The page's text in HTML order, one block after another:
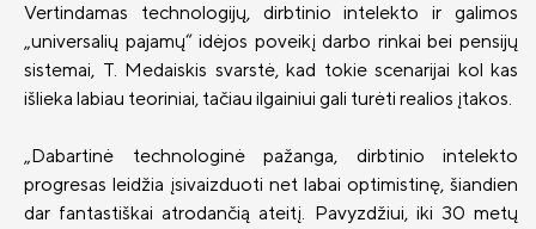
Vertindamas technologijų, dirbtinio intelekto ir galimos
„universalių pajamų“ idėjos poveikį darbo rinkai bei pensijų
sistemai, T. Medaiskis svarstė, kad tokie scenarijai kol kas
išlieka labiau teoriniai, tačiau ilgainiui gali turėti realios įtakos.
„Dabartinė technologinė pažanga, dirbtinio intelekto
progresas leidžia įsivaizduoti net labai optimistinę, šiandien
dar fantastiškai atrodančią ateitį. Pavyzdžiui, iki 30 metų